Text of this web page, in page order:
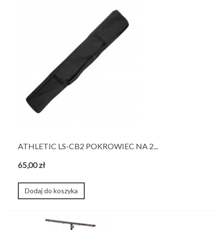
ATHLETIC LS-CB2 POKROWIEC NA 2...
65,00 zł
Dodaj do koszyka